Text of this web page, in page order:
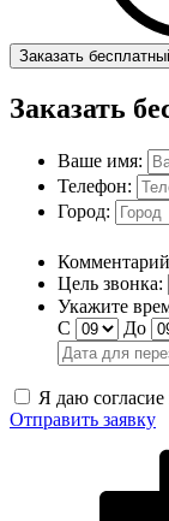
Заказать
Заказать
Ваше имя:
Телефон:
Город:
Цель звонка:
Укажите
С
До
Я даю
Отправить заявку